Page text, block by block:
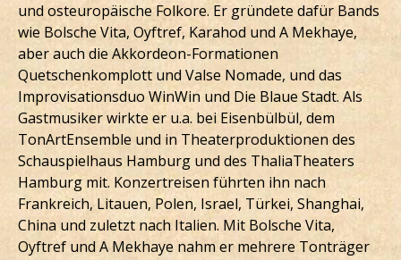
und osteuropäische Folkore. Er gründete dafür Bands
wie Bolsche Vita, Oyftref, Karahod und A Mekhaye,
aber auch die Akkordeon-Formationen
Quetschenkomplott und Valse Nomade, und das
Improvisationsduo WinWin und Die Blaue Stadt. Als
Gastmusiker wirkte er u.a. bei Eisenbülbül, dem
TonArtEnsemble und in Theaterproduktionen des
Schauspielhaus Hamburg und des ThaliaTheaters
Hamburg mit. Konzertreisen führten ihn nach
Frankreich, Litauen, Polen, Israel, Türkei, Shanghai,
China und zuletzt nach Italien. Mit Bolsche Vita,
Oyftref und A Mekhaye nahm er mehrere Tonträger